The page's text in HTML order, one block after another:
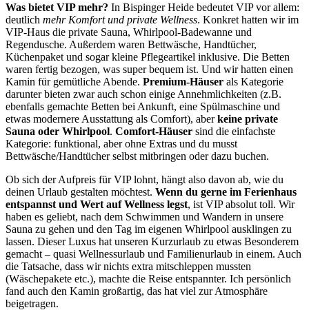
Was bietet VIP mehr? In Bispinger Heide bedeutet VIP vor allem:
deutlich mehr Komfort und private Wellness. Konkret hatten wir im
VIP-Haus die private Sauna, Whirlpool-Badewanne und
Regendusche. Außerdem waren Bettwäsche, Handtücher,
Küchenpaket und sogar kleine Pflegeartikel inklusive. Die Betten
waren fertig bezogen, was super bequem ist. Und wir hatten einen
Kamin für gemütliche Abende. Premium-Häuser als Kategorie
darunter bieten zwar auch schon einige Annehmlichkeiten (z.B.
ebenfalls gemachte Betten bei Ankunft, eine Spülmaschine und
etwas modernere Ausstattung als Comfort), aberkeine private
Sauna oder Whirlpool. Comfort-Häuser sind die einfachste
Kategorie: funktional, aber ohne Extras und du musst
Bettwäsche/Handtücher selbst mitbringen oder dazu buchen.
Ob sich der Aufpreis für VIP lohnt, hängt also davon ab, wie du
deinen Urlaub gestalten möchtest. Wenn du gerne im Ferienhaus
entspannst und Wert auf Wellness legst, ist VIP absolut toll. Wir
haben es geliebt, nach dem Schwimmen und Wandern in unsere
Sauna zu gehen und den Tag im eigenen Whirlpool ausklingen zu
lassen. Dieser Luxus hat unseren Kurzurlaub zu etwas Besonderem
gemacht – quasi Wellnessurlaub und Familienurlaub in einem. Auch
die Tatsache, dass wir nichts extra mitschleppen mussten
(Wäschepakete etc.), machte die Reise entspannter. Ich persönlich
fand auch den Kamin großartig, das hat viel zur Atmosphäre
beigetragen.